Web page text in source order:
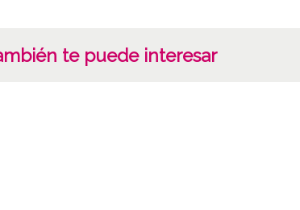
te puede interesar